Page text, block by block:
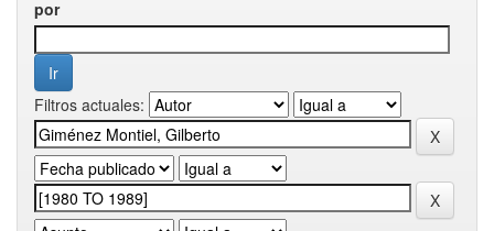
por
Filtros actuales: